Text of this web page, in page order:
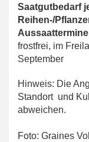
Saatgutbedarf
Reihen-/
frostfrei, im
September
Hinweis: Die
Standort und
abweichen.
Foto: Graines